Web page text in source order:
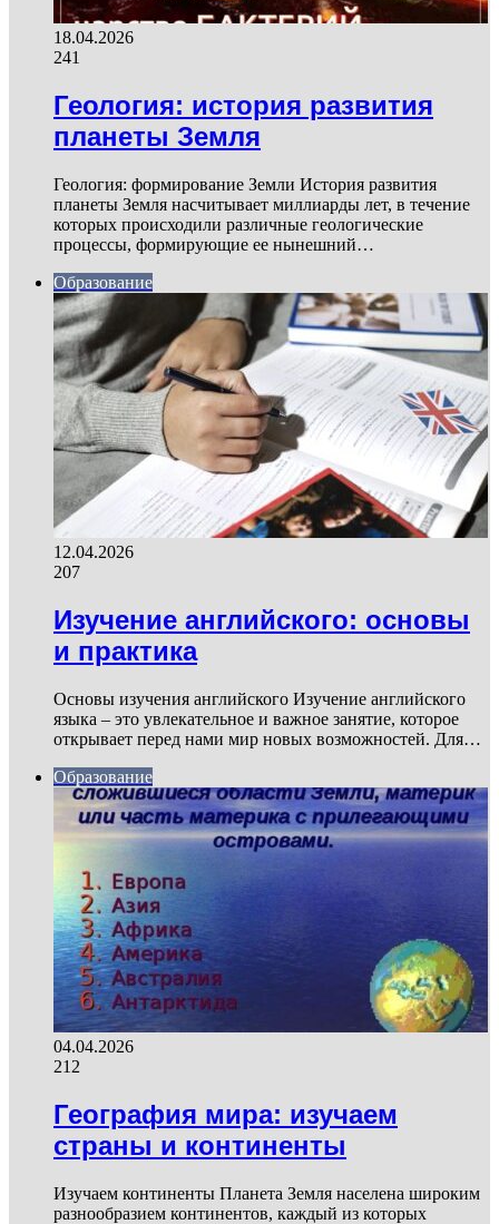
18.04.2026
241
Геология: история развития
планеты Земля
Геология: формирование Земли История развития
планеты Земля насчитывает миллиарды лет, в течение
которых происходили различные геологические
процессы, формирующие ее нынешний…
Образование
12.04.2026
207
Изучение английского: основы
и практика
Основы изучения английского Изучение английского
языка – это увлекательное и важное занятие, которое
открывает перед нами мир новых возможностей. Для…
Образование
04.04.2026
212
География мира: изучаем
страны и континенты
Изучаем континенты Планета Земля населена широким
разнообразием континентов, каждый из которых